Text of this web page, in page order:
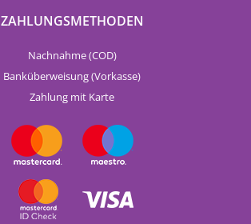
ZAHLUNGSMETHODEN
Nachnahme (COD)
Banküberweisung (Vorkasse)
Zahlung mit Karte